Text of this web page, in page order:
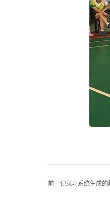
前一记录->系统生成的